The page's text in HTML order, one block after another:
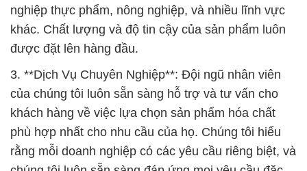
nghiệp thực phẩm, nông nghiệp, và nhiều lĩnh vực
khác. Chất lượng và độ tin cậy của sản phẩm luôn
được đặt lên hàng đầu.
3. **Dịch Vụ Chuyên Nghiệp**: Đội ngũ nhân viên
của chúng tôi luôn sẵn sàng hỗ trợ và tư vấn cho
khách hàng về việc lựa chọn sản phẩm hóa chất
phù hợp nhất cho nhu cầu của họ. Chúng tôi hiểu
rằng mỗi doanh nghiệp có các yêu cầu riêng biệt, và